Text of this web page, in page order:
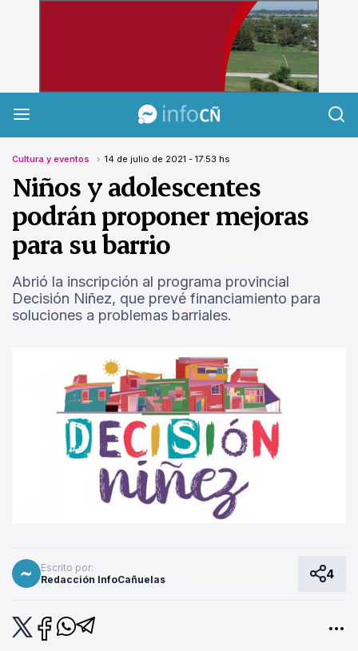
InfoCañuelas
Cultura y eventos 14 de julio de 2021 - 17:53 hs
Niños y adolescentes
podrán proponer mejoras
para su barrio
Abrió la inscripción al programa provincial
Decisión Niñez, que prevé financiamiento para
soluciones a problemas barriales.
Escrito por:
Redacción InfoCañuelas
4